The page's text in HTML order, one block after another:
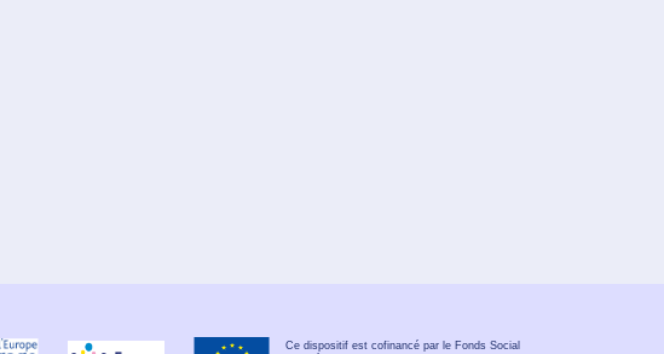
Ce dispositif est cofinancé par le Fonds Social